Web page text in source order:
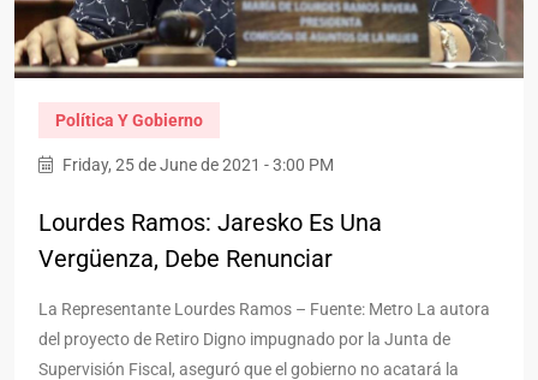
Política Y Gobierno
Friday, 25 de June de 2021 - 3:00 PM
Lourdes Ramos: Jaresko Es Una
Vergüenza, Debe Renunciar
La Representante Lourdes Ramos – Fuente: Metro La autora
del proyecto de Retiro Digno impugnado por la Junta de
Supervisión Fiscal, aseguró que el gobierno no acatará la